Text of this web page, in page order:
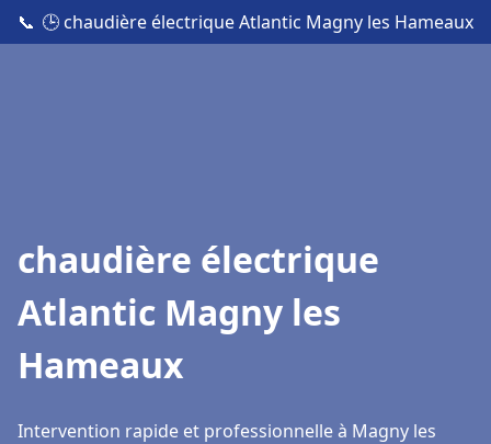
📞 🕒 chaudière électrique Atlantic Magny les Hameaux
chaudière électrique
Atlantic Magny les
Hameaux
Intervention rapide et professionnelle à Magny les